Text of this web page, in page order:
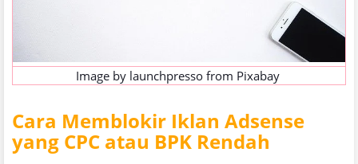
Image by launchpressofrom Pixabay
Cara Memblokir Iklan Adsense
yang CPC atau BPK Rendah